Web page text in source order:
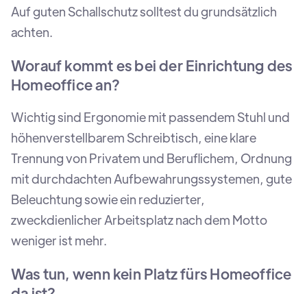
Auf guten Schallschutz solltest du grundsätzlich
achten.
Worauf kommt es bei der Einrichtung des
Homeoffice an?
Wichtig sind Ergonomie mit passendem Stuhl und
höhenverstellbarem Schreibtisch, eine klare
Trennung von Privatem und Beruflichem, Ordnung
mit durchdachten Aufbewahrungssystemen, gute
Beleuchtung sowie ein reduzierter,
zweckdienlicher Arbeitsplatz nach dem Motto
weniger ist mehr.
Was tun, wenn kein Platz fürs Homeoffice